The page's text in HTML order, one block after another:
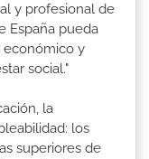
y profesional de
España pueda
económico y
social."
la
los
superiores de